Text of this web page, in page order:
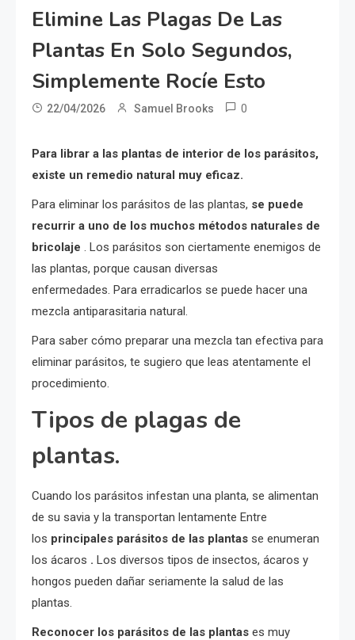
Elimine Las Plagas De Las
Plantas En Solo Segundos,
Simplemente Rocíe Esto
22/04/2026 Samuel Brooks 0
Para librar a las plantas de interior de los parásitos,
existe un remedio natural muy eficaz.
Para eliminar los parásitos de las plantas, se puede
recurrir a uno de los muchos métodos naturales de
bricolaje . Los parásitos son ciertamente enemigos de
las plantas, porque causan diversas
enfermedades. Para erradicarlos se puede hacer una
mezcla antiparasitaria natural.
Para saber cómo preparar una mezcla tan efectiva para
eliminar parásitos, te sugiero que leas atentamente el
procedimiento.
Tipos de plagas de
plantas.
Cuando los parásitos infestan una planta, se alimentan
de su savia y la transportan lentamente Entre
los principales parásitos de las plantas se enumeran
los ácaros . Los diversos tipos de insectos, ácaros y
hongos pueden dañar seriamente la salud de las
plantas.
Reconocer los parásitos de las plantas es muy